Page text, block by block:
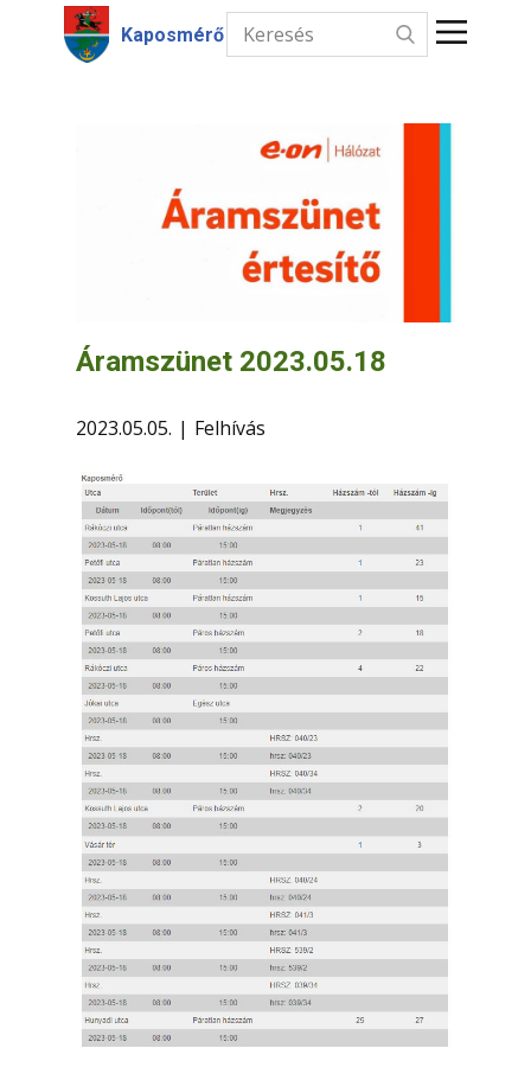
Kaposmérő
Hírek
Intézmények
Információk
Áramszünet 2023.05.18
2023.05.05. Felhívás